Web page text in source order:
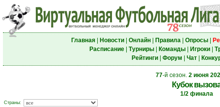
Главная| Новости| Онлайн| Правила| Опросы|
Расписание| Турниры| Команды| Игроки|
Рейтинги| Форум Чат|
77-й сезон. 2 июня
Кубок
1/2 финала
Страны: